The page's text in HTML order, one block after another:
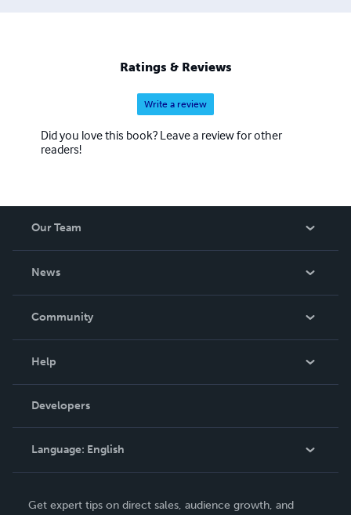
Ratings & Reviews
Write a review
Did you love this book? Leave a review for other
readers!
Our Team
News
In The News
Community
Podcast
Help
Order Lookup
Knowledge Base
Contact Support
Developers
Language: English
Get expert tips on direct sales, audience growth, and